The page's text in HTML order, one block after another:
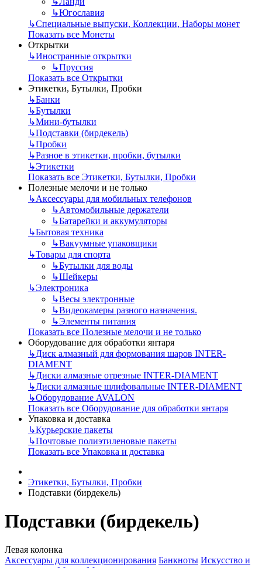
↳Югославия
↳Специальные выпуски, Коллекции, Наборы монет
Показать все Монеты
Открытки
↳Иностранные открытки
↳Пруссия
Показать все Открытки
Этикетки, Бутылки, Пробки
↳Банки
↳Бутылки
↳Мини-бутылки
↳Подставки (бирдекель)
↳Пробки
↳Разное в этикетки, пробки, бутылки
↳Этикетки
Показать все Этикетки, Бутылки, Пробки
Полезные мелочи и не только
↳Аксессуары для мобильных телефонов
↳Автомобильные держатели
↳Батарейки и аккумуляторы
↳Бытовая техника
↳Вакуумные упаковщики
↳Товары для спорта
↳Бутылки для воды
↳Шейкеры
↳Электроника
↳Весы электронные
↳Видеокамеры разного назначения.
↳Элементы питания
Показать все Полезные мелочи и не только
Оборудование для обработки янтаря
↳Диск алмазный для формования шаров INTER-
DIAMENT
↳Диски алмазные отрезные INTER-DIAMENT
↳Диски алмазные шлифовальные INTER-DIAMENT
↳Оборудование AVALON
Показать все Оборудование для обработки янтаря
Упаковка и доставка
↳Курьерские пакеты
↳Почтовые полиэтиленовые пакеты
Показать все Упаковка и доставка
Этикетки, Бутылки, Пробки
Подставки (бирдекель)
Подставки (бирдекель)
Левая колонка
Аксессуары для коллекционирования Банкноты Искусство и